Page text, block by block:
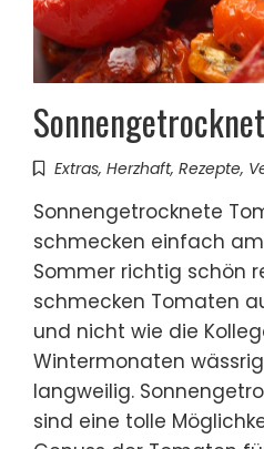
Extras, Herzhaft, Rezepte,
Sonnengetrocknete
schmecken einfach
Sommer richtig schön
schmecken Tomaten
und nicht wie die
Wintermonaten
langweilig.
sind eine tolle